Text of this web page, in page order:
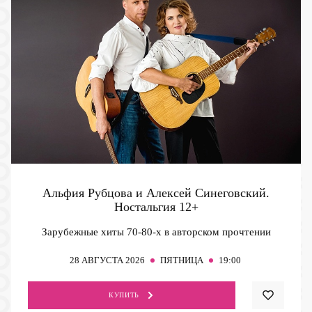
Альфия Рубцова и Алексей Синеговский.
Ностальгия 12+
Зарубежные хиты 70-80-х в авторском прочтении
28 АВГУСТА 2026 ПЯТНИЦА 19:00
КУПИТЬ